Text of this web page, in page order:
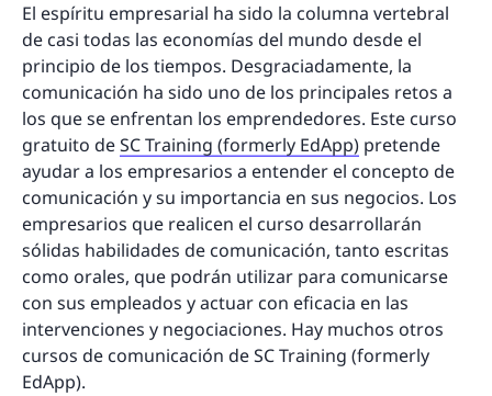
El espíritu empresarial ha sido la columna vertebral
de casi todas las economías del mundo desde el
principio de los tiempos. Desgraciadamente, la
comunicación ha sido uno de los principales retos a
los que se enfrentan los emprendedores. Este curso
gratuito deSC Training (formerly EdApp) pretende
ayudar a los empresarios a entender el concepto de
comunicación y su importancia en sus negocios. Los
empresarios que realicen el curso desarrollarán
sólidas habilidades de comunicación, tanto escritas
como orales, que podrán utilizar para comunicarse
con sus empleados y actuar con eficacia en las
intervenciones y negociaciones. Hay muchos otros
cursos de comunicación de SC Training (formerly
EdApp).